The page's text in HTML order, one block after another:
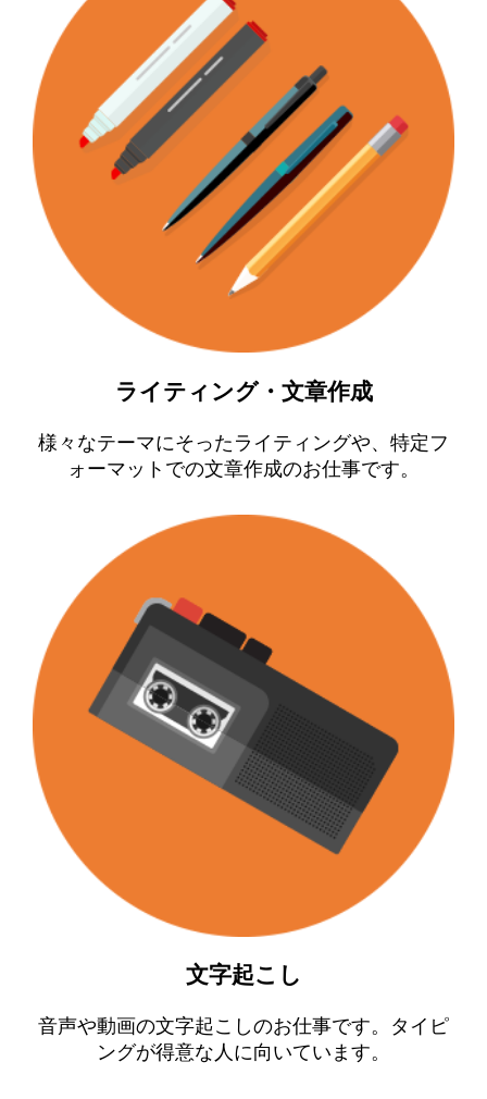
ライティング・文章作成
様々なテーマにそったライティングや、特定フ
ォーマットでの文章作成のお仕事です。
文字起こし
音声や動画の文字起こしのお仕事です。タイピ
ングが得意な人に向いています。